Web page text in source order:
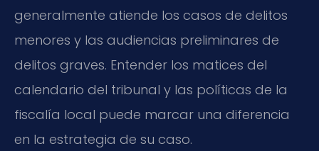
generalmente atiende los casos de delitos
menores y las audiencias preliminares de
delitos graves. Entender los matices del
calendario del tribunal y las políticas de la
fiscalía local puede marcar una diferencia
en la estrategia de su caso.